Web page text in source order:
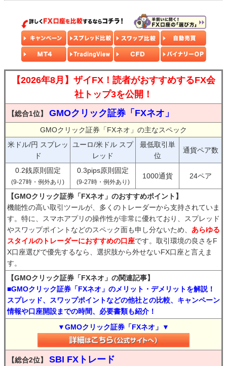
【2026年8月】ザイFX！読者がおすすめするFX会
社トップ3を公開！
【総合1位】 GMOクリック証券「FXネオ」
GMOクリック証券「FXネオ」の主なスペック
米ドル/円 スプレッ
ド
ユーロ/米ドル スプ
レッド
最低取引単
位
通貨ペア数
0.2銭原則固定
(9-27時・例外あり)
0.3pips原則固定
(9-27時・例外あり)
1000通貨 24ペア
【GMOクリック証券「FXネオ」のおすすめポイント】
機能性の高い取引ツールが、多くのトレーダーから支持されていま
す。特に、スマホアプリの操作性が非常に優れており、スプレッド
やスワップポイントなどのスペック面も申し分ないため、 あらゆる
スタイルのトレーダーにおすすめの口座です。取引環境の良さをF
X口座選びで優先するなら、選択肢から外せないFX口座と言えま
す。
【GMOクリック証券「FXネオ」の関連記事】
■GMOクリック証券「FXネオ」のメリット・デメリットを解説！
スプレッド、スワップポイントなどの他社との比較、キャンペーン
情報や口座開設までの時間、必要書類も紹介！
▼GMOクリック証券「FXネオ」▼
【総合2位】 SBI FXトレード